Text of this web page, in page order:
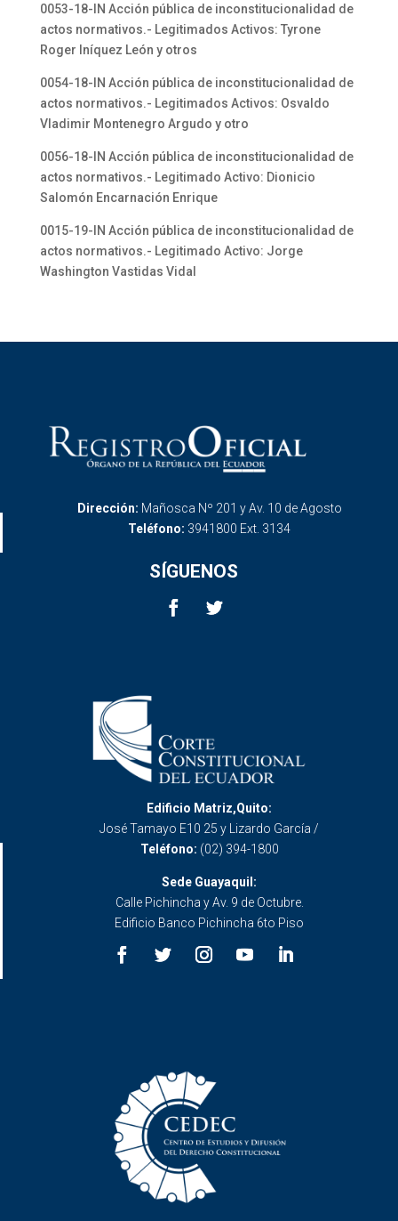
0053-18-IN Acción pública de inconstitucionalidad de
actos normativos.- Legitimados Activos: Tyrone
Roger Iníquez León y otros
0054-18-IN Acción pública de inconstitucionalidad de
actos normativos.- Legitimados Activos: Osvaldo
Vladimir Montenegro Argudo y otro
0056-18-IN Acción pública de inconstitucionalidad de
actos normativos.- Legitimado Activo: Dionicio
Salomón Encarnación Enrique
0015-19-IN Acción pública de inconstitucionalidad de
actos normativos.- Legitimado Activo: Jorge
Washington Vastidas Vidal
Dirección: Mañosca Nº 201 y Av. 10 de Agosto
Teléfono: 3941800 Ext. 3134
SÍGUENOS
Edificio Matriz,Quito:
José Tamayo E10 25 y Lizardo García /
Teléfono: (02) 394-1800
Sede Guayaquil:
Calle Pichincha y Av. 9 de Octubre.
Edificio Banco Pichincha 6to Piso